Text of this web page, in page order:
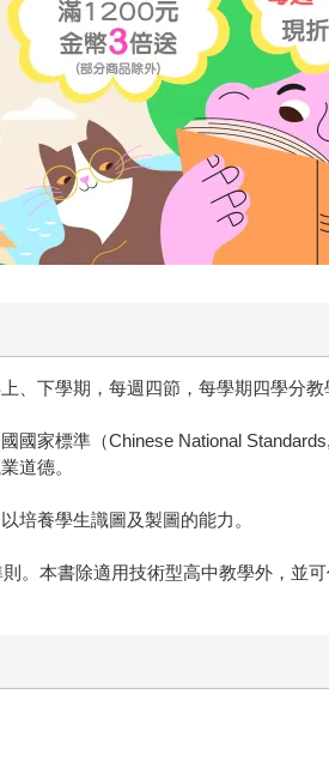
、下學期，每週四節，每學期四學分教
國家標準（Chinese National
道德。
培養學生識圖及製圖的能力。
。本書除適用技術型高中教學外，並可